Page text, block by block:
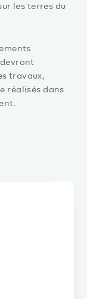
les terres du
travaux,
réalisés dans